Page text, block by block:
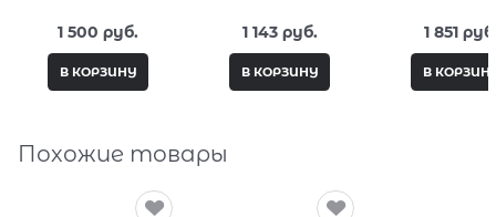
Fantasy PC332-
M12
1 500 руб.
В КОРЗИНУ
1 143 руб.
В КОРЗИНУ
Fantasy
1 851
В
Похожие товары